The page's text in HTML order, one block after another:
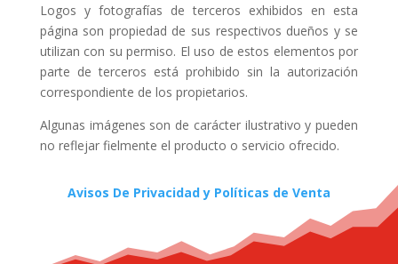
Logos y fotografías de terceros exhibidos en esta
página son propiedad de sus respectivos dueños y se
utilizan con su permiso. El uso de estos elementos por
parte de terceros está prohibido sin la autorización
correspondiente de los propietarios.
Algunas imágenes son de carácter ilustrativo y pueden
no reflejar fielmente el producto o servicio ofrecido.
Avisos De Privacidad y Políticas de Venta